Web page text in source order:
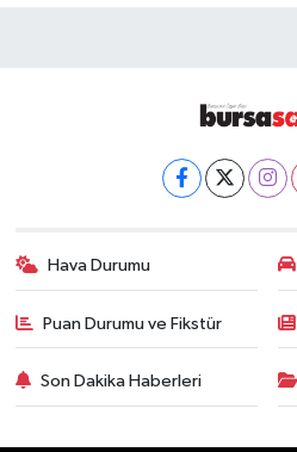
Hava Durumu
Puan Durumu ve Fikstür
Son Dakika Haberleri